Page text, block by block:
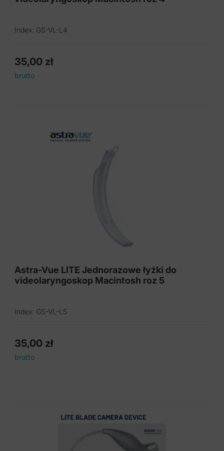
Index: GS-VL-L4
35,00 zł
brutto
Astra-Vue LITE Jednorazowe łyżki do
videolaryngoskop Macintosh roz 5
Index: GS-VL-L5
35,00 zł
brutto